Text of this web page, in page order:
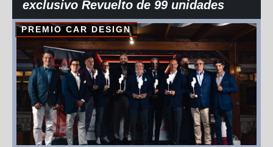
exclusivo Revuelto de 99 unidades
PREMIO CAR DESIGN